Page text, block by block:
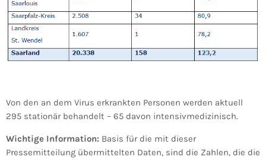
Von den an dem Virus erkrankten Personen werden aktuell
295 stationär behandelt – 65 davon intensivmedizinisch.
Wichtige Information: Basis für die mit dieser
Pressemitteilung übermittelten Daten, sind die Zahlen, die die